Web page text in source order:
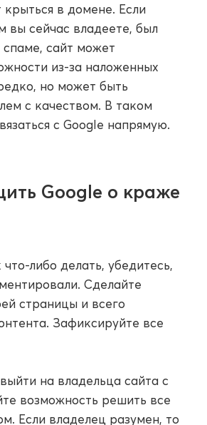
в домене. Если
вы сейчас владеете, был
спаме, сайт может
из-за наложенных
но может быть
с качеством. В таком
с Google напрямую.
Google о краже
либо делать, убедитесь,
Сделайте
страницы и всего
Зафиксируйте все
на владельца сайта с
возможность решить все
Если владелец разумен, то